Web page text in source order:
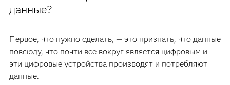
данные?
Первое, что нужно сделать, — это признать, что данные
повсюду, что почти все вокруг является цифровым и
эти цифровые устройства производят и потребляют
данные.